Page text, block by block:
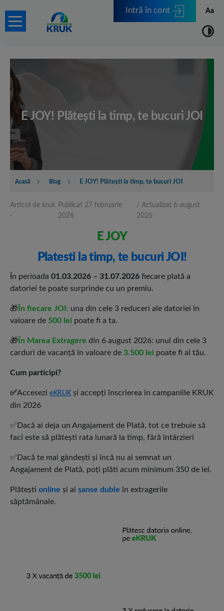
Intră în cont Aa
E JOY! Plătești la timp, te bucuri JOI
Blog
Acasă Blog E JOY! Plătești la timp, te bucuri JOI
Articol de kruk
-
Publicat 27 februarie
2026
/ Actualizat 6 august
2026
E JOY
Platesti la timp, te bucuri JOI!
În perioada 01.03.2026 – 31.07.2026 fiecare plată a
datoriei te poate surprinde cu un premiu.
🎁 În fiecare JOI: una din cele 3 reduceri ale datoriei în
valoare de 500 lei poate fi a ta.
🎁 În Marea Extragere din 6 august 2026: unul din cele 3
carduri de vacanță în valoare de 3.500 lei poate fi al tău.
Cum participi?
✅Accesezi eKRUK și accepți înscrierea în campaniile KRUK
din 2026
✅Dacă ai deja un Angajament de Plată, tot ce trebuie să
faci este să plătești rata lunară la timp, fără întârzieri
✅Dacă te mai gândești și încă nu ai semnat un
Angajament de Plată, poți plăti acum minimum 350 de lei.
Plătești online și ai șanse duble în extragerile
săptămânale.